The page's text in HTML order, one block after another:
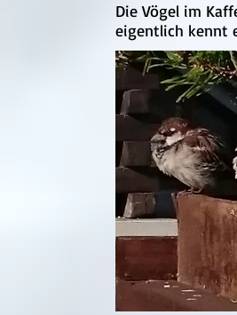
Die Vögel im
eigentlich kennt